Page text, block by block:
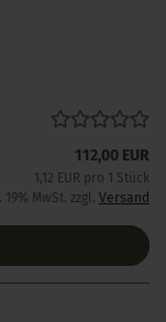
112,00 EUR
1,12 EUR pro 1 Stück
19% MwSt. zzgl. Versand